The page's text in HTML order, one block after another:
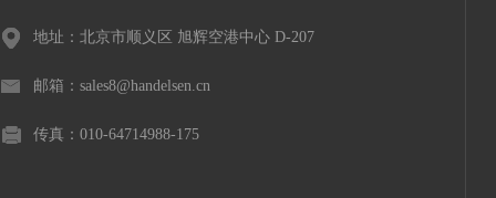
地址：北京市顺义区 旭辉空港中心 D-207
邮箱：sales8@handelsen.cn
传真：010-64714988-175